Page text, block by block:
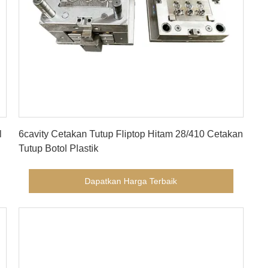
6cavity Cetakan Tutup Fliptop Hitam 28/410 Cetakan
Tutup Botol Plastik
Dapatkan Harga Terbaik